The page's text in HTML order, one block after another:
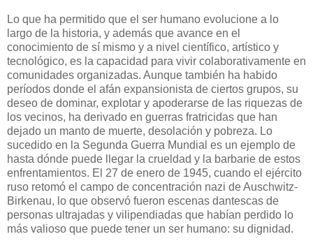
Lo que ha permitido que el ser humano evolucione a lo
largo de la historia, y además que avance en el
conocimiento de sí mismo y a nivel científico, artístico y
tecnológico, es la capacidad para vivir colaborativamente en
comunidades organizadas. Aunque también ha habido
períodos donde el afán expansionista de ciertos grupos, su
deseo de dominar, explotar y apoderarse de las riquezas de
los vecinos, ha derivado en guerras fratricidas que han
dejado un manto de muerte, desolación y pobreza. Lo
sucedido en la Segunda Guerra Mundial es un ejemplo de
hasta dónde puede llegar la crueldad y la barbarie de estos
enfrentamientos. El 27 de enero de 1945, cuando el ejército
ruso retomó el campo de concentración nazi de Auschwitz-
Birkenau, lo que observó fueron escenas dantescas de
personas ultrajadas y vilipendiadas que habían perdido lo
más valioso que puede tener un ser humano: su dignidad.